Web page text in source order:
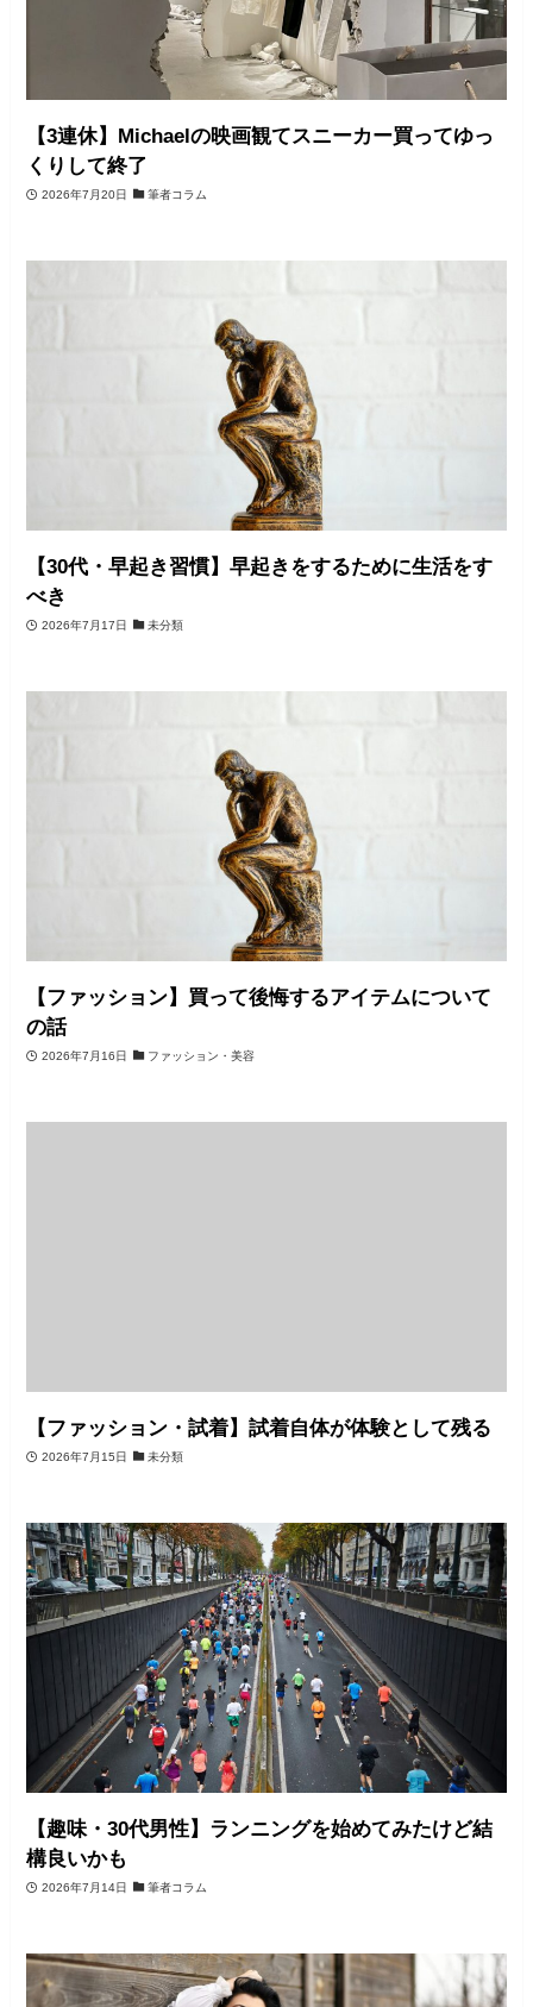
【3連休】Michaelの映画観てスニーカー買ってゆっ
くりして終了
2026年7月20日 筆者コラム
【30代・早起き習慣】早起きをするために生活をす
べき
2026年7月17日 未分類
【ファッション】買って後悔するアイテムについて
の話
2026年7月16日 ファッション・美容
【ファッション・試着】試着自体が体験として残る
2026年7月15日 未分類
【趣味・30代男性】ランニングを始めてみたけど結
構良いかも
2026年7月14日 筆者コラム